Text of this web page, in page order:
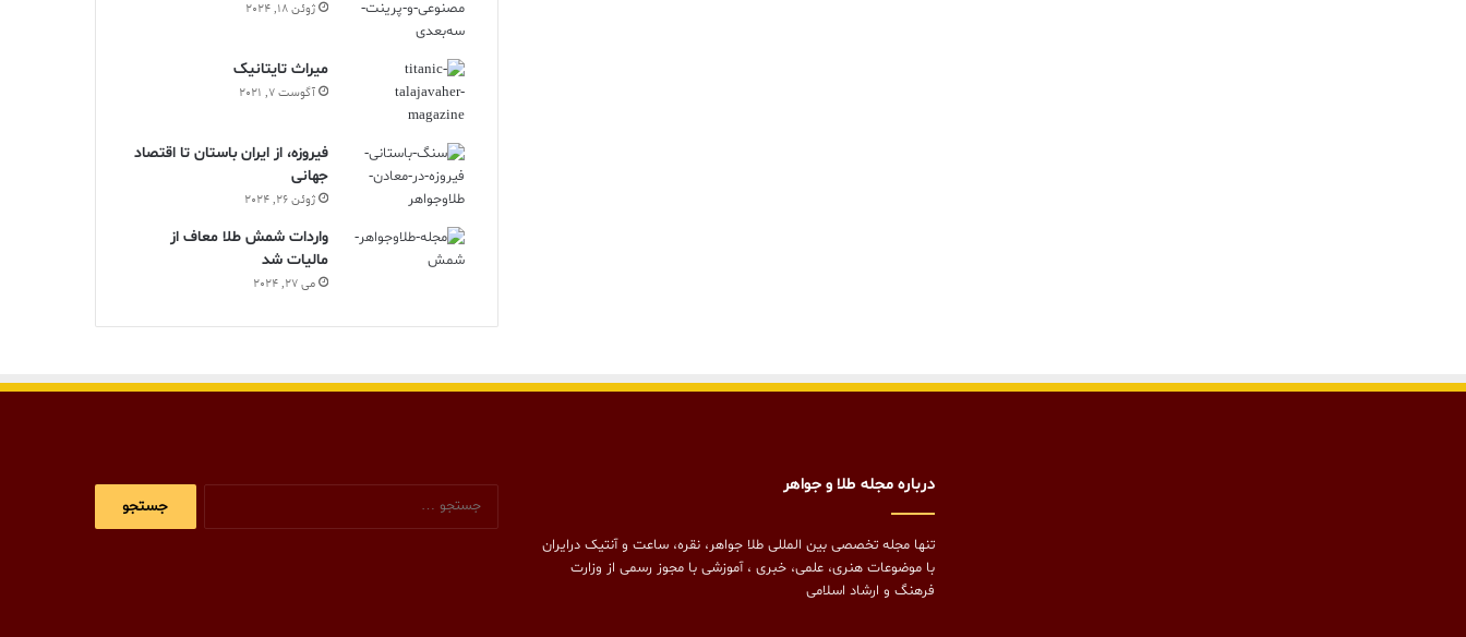
ژوئن 18, 2024
ميراث تايتانيک
آگوست 7, 2021
فیروزه، از ایران باستان تا اقتصاد
جهانی
ژوئن 26, 2024
واردات شمش طلا معاف از
مالیات شد
می 27, 2024
درباره مجله طلا و جواهر
تنها مجله تخصصی بین المللی طلا جواهر، نقره، ساعت و آنتیک درایران
با موضوعات هنری، علمی، خبری ، آموزشی با مجوز رسمی از وزارت
فرهنگ و ارشاد اسلامی